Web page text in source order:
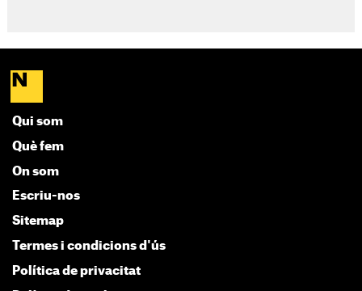
Qui som
Què fem
On som
Escriu-nos
Sitemap
Termes i condicions d'ús
Política de privacitat